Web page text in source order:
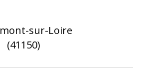
sur-Loire
(41150)